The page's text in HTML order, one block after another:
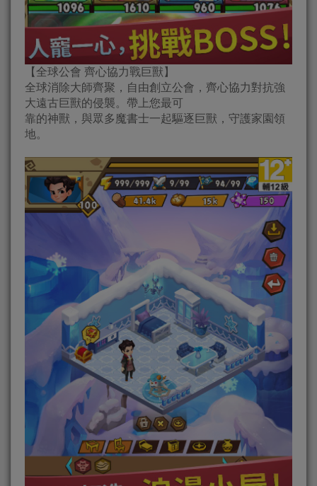
【全球公會 齊心協力戰巨獸】
全球消除大師齊聚，自由創立公會，齊心協力對抗強
大遠古巨獸的侵襲。帶上您最可
靠的神獸，與眾多魔書士一起驅逐巨獸，守護家園領
地。